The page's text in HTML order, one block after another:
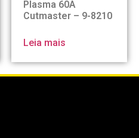
Plasma 60A
Cutmaster – 9-8210
Leia mais